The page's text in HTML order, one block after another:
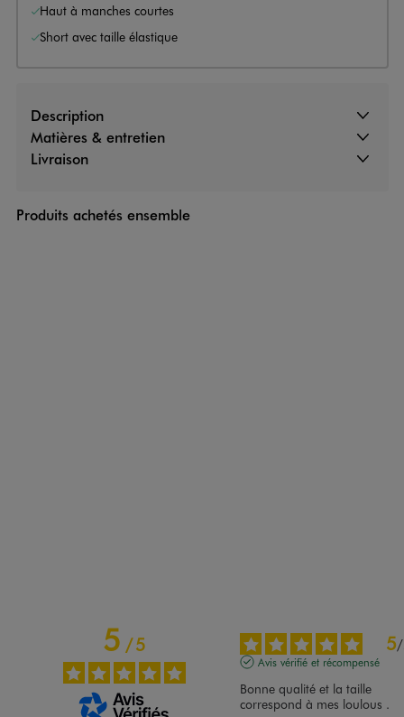
Haut à manches courtes
Short avec taille élastique
Description
Matières & entretien
Livraison
Produits achetés ensemble
5/5 5/
Avis vérifié et récompensé
Bonne qualité et la taille
correspond à mes loulous .